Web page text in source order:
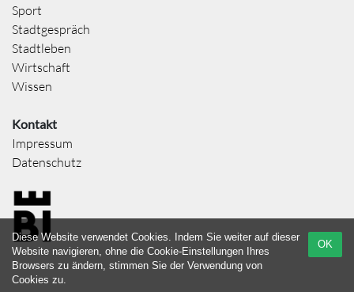
Sport
Stadtgespräch
Stadtleben
Wirtschaft
Wissen
Kontakt
Impressum
Datenschutz
OK
Diese Website verwendet Cookies. Indem Sie weiter auf dieser
Website navigieren, ohne die Cookie-Einstellungen Ihres
Browsers zu ändern, stimmen Sie der Verwendung von
Cookies zu.